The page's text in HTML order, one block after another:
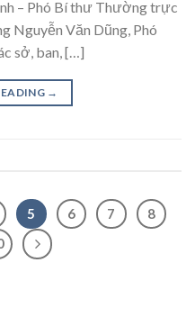
– Phó Bí thư Thường trực
Nguyễn Văn Dũng, Phó
sở, ban, […]
→
5 6 7
8